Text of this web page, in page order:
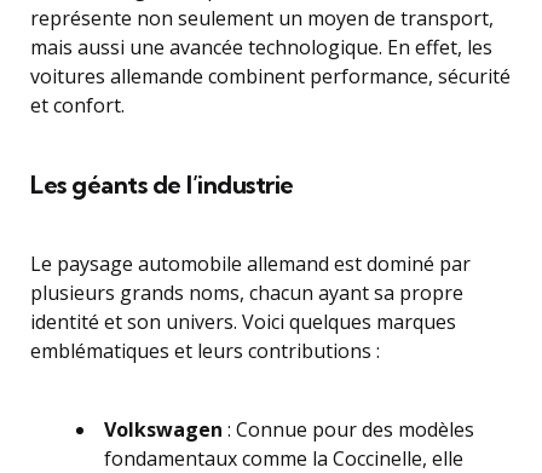
représente non seulement un moyen de transport,
mais aussi une avancée technologique. En effet, les
voitures allemande combinent performance, sécurité
et confort.
Les géants de l’industrie
Le paysage automobile allemand est dominé par
plusieurs grands noms, chacun ayant sa propre
identité et son univers. Voici quelques marques
emblématiques et leurs contributions :
Volkswagen : Connue pour des modèles
fondamentaux comme la Coccinelle, elle